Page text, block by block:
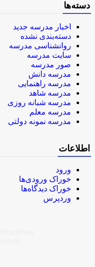
دسته‌ها
اخبار مدرسه جدید
دسته‌بندی نشده
روانشناسی مدرسه
سایت مدرسه
صور مدرسه
مدرسه دانش
مدرسه راهنمایی
مدرسه شاهد
مدرسه شبانه روزی
مدرسه معلم
مدرسه نمونه دولتی
اطلاعات
ورود
خوراک ورودی‌ها
خوراک دیدگاه‌ها
وردپرس